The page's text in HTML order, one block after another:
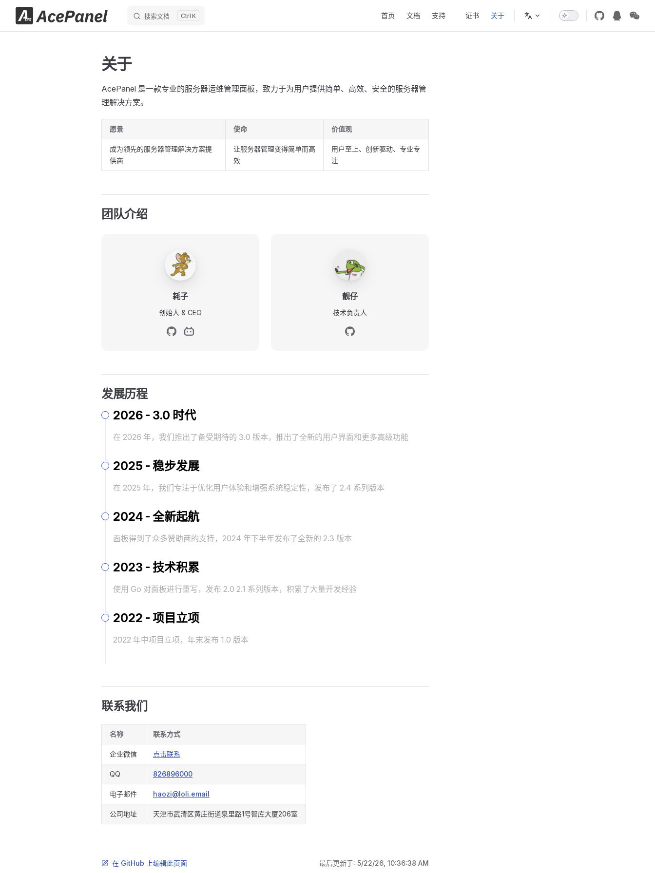
跳转到内容 搜索文档 K 首页 文档 支持 🔥证书 关于
关于
AcePanel 是一款专业的服务器运维管理面板，致力于为用户提供简单、高效、安全的服务器管
理解决方案。
愿景 使命 价值观
成为领先的服务器管理解决方案提
供商
让服务器管理变得简单而高
效
用户至上、创新驱动、专业专
注
团队介绍
耗子
创始人 & CEO
靓仔
技术负责人
发展历程
2026 - 3.0 时代
在 2026 年，我们推出了备受期待的 3.0 版本，推出了全新的用户界面和更多高级功能
2025 - 稳步发展
在 2025 年，我们专注于优化用户体验和增强系统稳定性，发布了 2.4 系列版本
2024 - 全新起航
面板得到了众多赞助商的支持，2024 年下半年发布了全新的 2.3 版本
2023 - 技术积累
使用 Go 对面板进行重写，发布 2.0 2.1 系列版本，积累了大量开发经验
2022 - 项目立项
2022 年中项目立项，年末发布 1.0 版本
联系我们
名称 联系方式
企业微信 点击联系
QQ 826896000
电子邮件 haozi@loli.email
公司地址 天津市武清区黄庄街道泉里路1号智库大厦206室
在 GitHub 上编辑此页面 最后更新于: 5/22/26, 10:36:38 AM